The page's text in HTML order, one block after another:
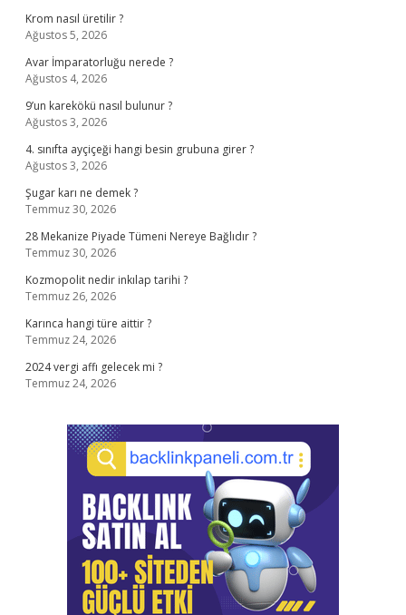
Krom nasıl üretilir ?
Ağustos 5, 2026
Avar İmparatorluğu nerede ?
Ağustos 4, 2026
9’un karekökü nasıl bulunur ?
Ağustos 3, 2026
4. sınıfta ayçiçeği hangi besin grubuna girer ?
Ağustos 3, 2026
Şugar karı ne demek ?
Temmuz 30, 2026
28 Mekanize Piyade Tümeni Nereye Bağlıdır ?
Temmuz 30, 2026
Kozmopolit nedir inkılap tarihi ?
Temmuz 26, 2026
Karınca hangi türe aittir ?
Temmuz 24, 2026
2024 vergi affı gelecek mi ?
Temmuz 24, 2026